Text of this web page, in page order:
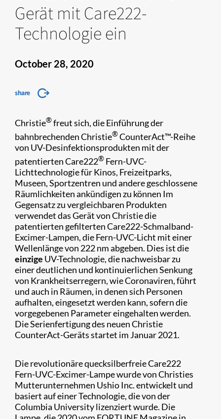
Gerät mit Care222-
Technologie ein
October 28, 2020
share
Christie®freut sich, die Einführung der
bahnbrechenden Christie®CounterAct™-Reihe
von UV-Desinfektionsprodukten mit der
patentierten Care222® Fern-UVC-
Lichttechnologie für Kinos, Freizeitparks,
Museen, Sportzentren und andere geschlossene
Räumlichkeiten ankündigen zu können Im
Gegensatz zu vergleichbaren Produkten
verwendet das Gerät von Christie die
patentierten gefilterten Care222-Schmalband-
Excimer-Lampen, die Fern-UVC-Licht mit einer
Wellenlänge von 222 nm abgeben. Dies ist die
einzige UV-Technologie, die nachweisbar zu
einer deutlichen und kontinuierlichen Senkung
von Krankheitserregern, wie Coronaviren, führt
und auch in Räumen, in denen sich Personen
aufhalten, eingesetzt werden kann, sofern die
vorgegebenen Parameter eingehalten werden.
Die Serienfertigung des neuen Christie
CounterAct-Geräts startet im Januar 2021.
Die revolutionäre quecksilberfreie Care222
Fern-UVC-Excimer-Lampe wurde von Christies
Mutterunternehmen Ushio Inc. entwickelt und
basiert auf einer Technologie, die von der
Columbia University lizenziert wurde. Die